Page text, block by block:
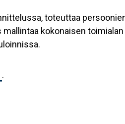
toteuttaa
kokonaisen
.